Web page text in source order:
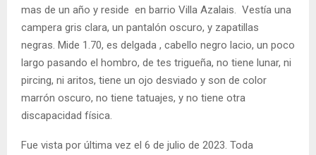
mas de un año y reside en barrio Villa Azalais. Vestía una
campera gris clara, un pantalón oscuro, y zapatillas
negras. Mide 1.70, es delgada , cabello negro lacio, un poco
largo pasando el hombro, de tes trigueña, no tiene lunar, ni
pircing, ni aritos, tiene un ojo desviado y son de color
marrón oscuro, no tiene tatuajes, y no tiene otra
discapacidad física.
Fue vista por última vez el 6 de julio de 2023. Toda